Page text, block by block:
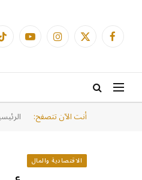
فيسبوكX الانستغراميوتيوب
أنت الآن تتصفح:
الاقتصادية والمال